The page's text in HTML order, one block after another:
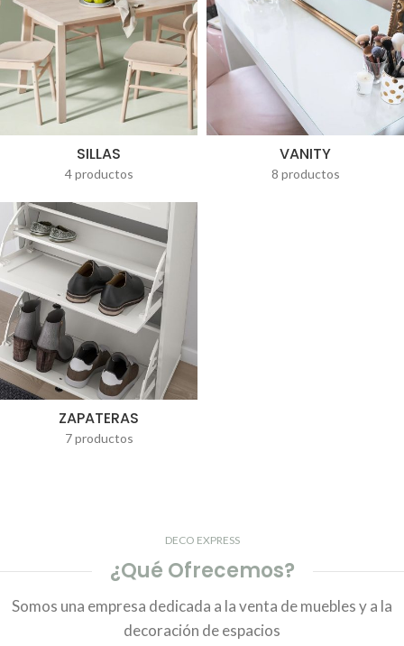
SILLAS
4 productos
VANITY
8 productos
ZAPATERAS
7 productos
DECO EXPRESS
¿Qué Ofrecemos?
Somos una empresa dedicada a la venta de muebles y a la
decoración de espacios